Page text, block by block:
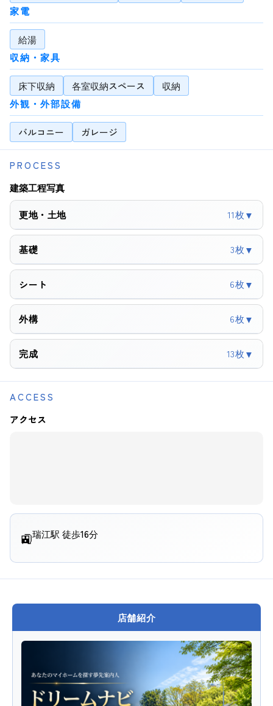
家電
給湯
収納・家具
床下収納 各室収納スペース
収納
外観・外部設備
バルコニー ガレージ
PROCESS
建築工程写真
更地・土地 11枚▼
基礎 3枚▼
シート 6枚▼
外構 6枚▼
完成 13枚▼
ACCESS
アクセス
🚉瑞江駅 徒歩16分
店舗紹介